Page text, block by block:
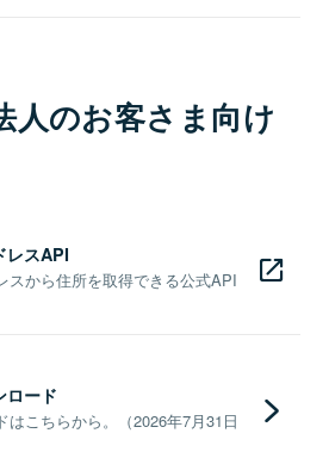
人のお客さま向け
レスAPI
スから住所を取得できる公式API
ロード
こちらから。（2026年7月31日